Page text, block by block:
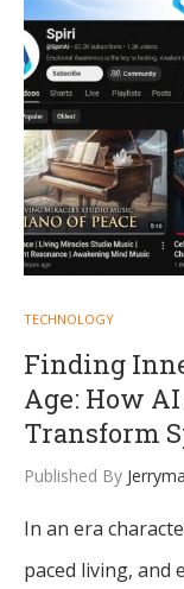
TECHNOLOGY
Finding
Age: How
Transform
Published By
In an era
paced living, and